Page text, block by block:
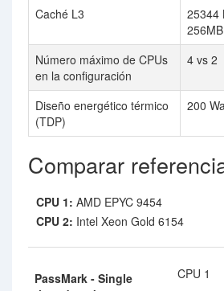
Caché L3
25344
Número máximo de CPUs
en la configuración
4 vs 2
Diseño energético térmico
(TDP)
200
Comparar
CPU 1: AMD EPYC 9454
CPU 2: Intel Xeon Gold 6154
PassMark - Single
CPU 1